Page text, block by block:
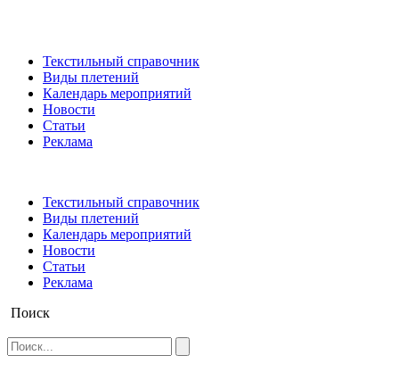
Текстильный справочник
Виды плетений
Календарь мероприятий
Новости
Статьи
Реклама
Текстильный справочник
Виды плетений
Календарь мероприятий
Новости
Статьи
Реклама
Поиск